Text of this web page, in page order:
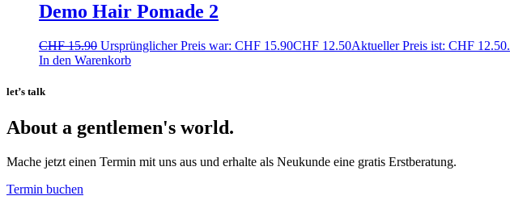
Demo Hair Pomade 2
CHF15.90 Ursprünglicher Preis war: CHF 15.90CHF 12.50Aktueller Preis ist: CHF 12.50.
In den Warenkorb
let’s talk
About a gentlemen's world.
Mache jetzt einen Termin mit uns aus und erhalte als Neukunde eine gratis Erstberatung.
Termin buchen